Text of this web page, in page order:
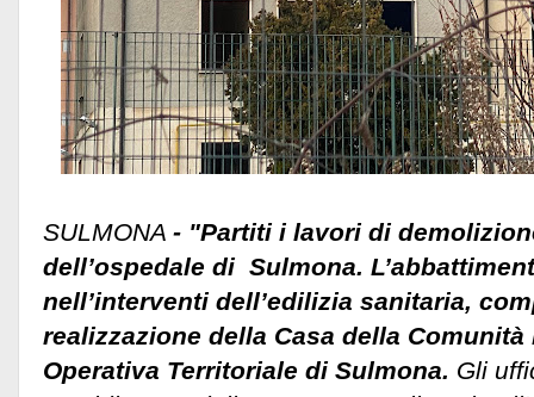
SULMONA - "Partiti i lavori di
dell’ospedale di Sulmona.
nell’interventi dell’edilizia sanitaria,
realizzazione della Casa della Comunità
Operativa Territoriale di Sulmona. Gli